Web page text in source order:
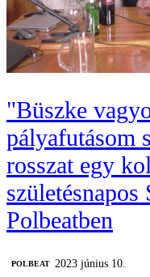
"Büszke
pályafutásom
rosszat egy
Polbeatben
‎POLBEAT 2023 június 10.